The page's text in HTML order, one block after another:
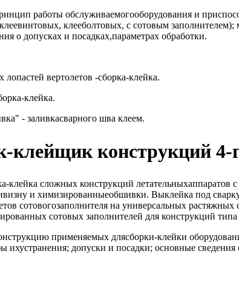
работы обслуживаемогооборудования и
клееболтовых, с сотовым
о допусках и посадках,параметрах обработки.
вертолетов -сборка-клейка.
клейка.
- заливкасварного шва клеем.
клейщик конструкций 4-
клейка сложных конструкций летательныхаппаратов
и химизированныеобшивки. Выклейка под
сотовогозаполнителя на универсальных
сотовых заполнителей для конструкций
применяемых длясборки-клейки
ихустранения; допуски и посадки; основные